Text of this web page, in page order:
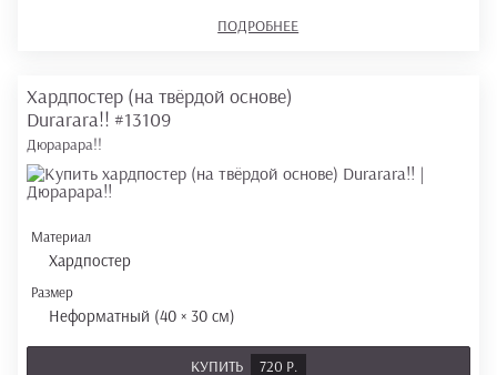
ПОДРОБНЕЕ
Хардпостер (на твёрдой основе)
Durarara!! #13109
Дюрарара!!
Материал
Хардпостер
Размер
Неформатный (40 × 30 см)
КУПИТЬ 720 Р.